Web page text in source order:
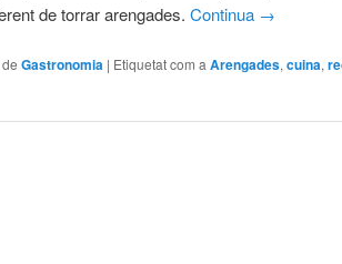
de torrar arengades.Continua →
Gastronomia | Etiquetat com a Arengades,cuina,